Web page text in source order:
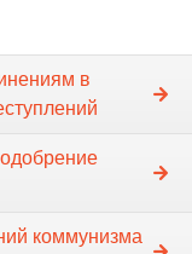
в
коммунизма